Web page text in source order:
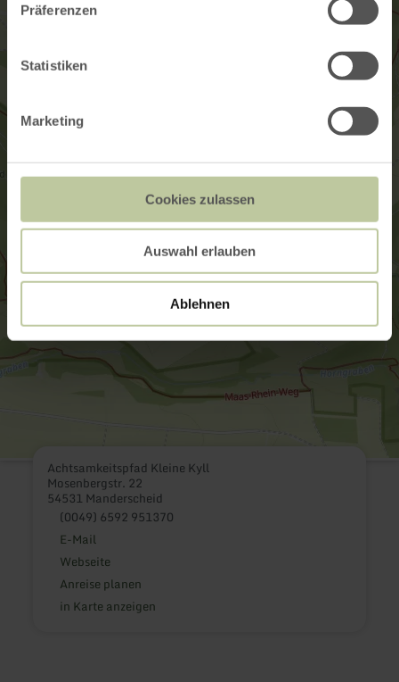
Präferenzen
Statistiken
Marketing
Cookies zulassen
Auswahl erlauben
Ablehnen
Achtsamkeitspfad Kleine Kyll
Mosenbergstr. 22
54531 Manderscheid
(0049) 6592 951370
E-Mail
Webseite
Anreise planen
in Karte anzeigen